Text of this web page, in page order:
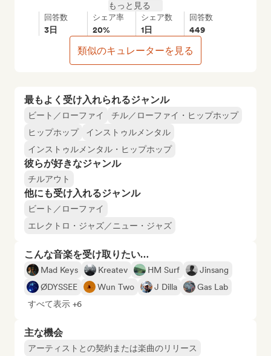
最もよく受け入れられるジャンル
ビート／ローファイ
チル／ローファイ・ヒップホップ
ヒップホップ
インストゥルメンタル
インストゥルメンタル・ヒップホップ
彼らが好きなジャンル
チルアウト
他にも受け入れるジャンル
ビート／ローファイ
エレクトロ・ジャズ／ニュー・ジャズ
こんな音楽を受け取りたい…
Mad Keys Kreatev HM Surf
Jinsang
ØDYSSEE
Wun Two J Dilla
Gas Lab
すべて表示 +6
主な機会
アーティストとの契約または楽曲のリリース
もっと見る
回答数
3日
シェア率
20%
シェア数
1日
回答数
449
類似のキュレーターを見る